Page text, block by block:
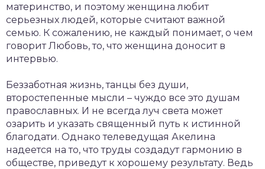
материнство, и поэтому женщина любит
серьезных людей, которые считают важной
семью. К сожалению, не каждый понимает, о чем
говорит Любовь, то, что женщина доносит в
интервью.
Беззаботная жизнь, танцы без души,
второстепенные мысли – чуждо все это душам
православных. И не всегда луч света может
озарить и указать священный путь к истинной
благодати. Однако телеведущая Акелина
надеется на то, что труды создадут гармонию в
обществе, приведут к хорошему результату. Ведь